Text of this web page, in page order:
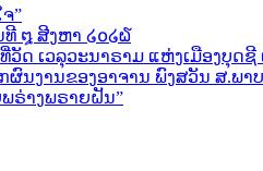
”
ທີ ໘ ສີງຫາ ໒໐໒໖
ວັດ ເວລຸວະນາຣາມ ແຫ່ງເມືອງບຸ
ຜົນງານຂອງອາຈານ ພົງສວັນ ສ.ພາ
ຣ່າງພຣາຍຝັນ”